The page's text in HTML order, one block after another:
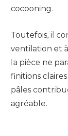
cocooning.
Toutefois, il
ventilation et
la pièce ne
finitions
pâles
agréable.